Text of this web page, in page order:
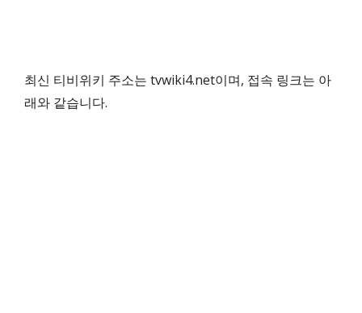
최신 티비위키 주소는 tvwiki4.net이며, 접속 링크는 아
래와 같습니다.